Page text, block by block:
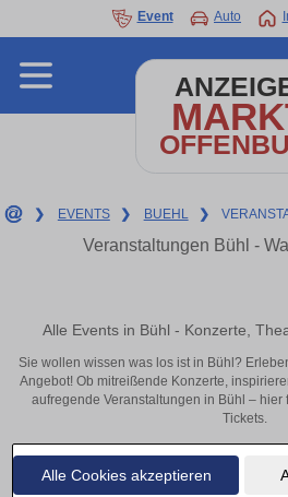
Alle Cookies akzeptieren
Event Auto
❯ EVENTS ❯ BUEHL ❯
Veranstaltungen Bühl -
Alle Events in Bühl - Konzerte,
Sie wollen wissen was los ist in Bühl?
Angebot! Ob mitreißende Konzerte,
aufregende Veranstaltungen in Bühl –
Tickets.